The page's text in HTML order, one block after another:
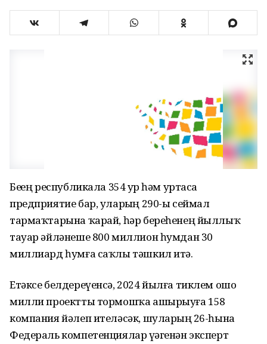
Беҙҙең республикала 354 ҙур һәм уртаса
предприятие бар, уларҙың 290-ы сеймал
тармаҡтарына ҡарай, һәр береһенең йыллыҡ
тауар әйләнеше 800 миллион һумдан 30
миллиард һумға саҡлы тәшкил итә.
Етәксе белдереүенсә, 2024 йылға тиклем ошо
милли проектты тормошҡа ашырыуға 158
компания йәлеп ителәсәк, шуларҙың 26-һына
Федераль компетенциялар үҙәгенән эксперт